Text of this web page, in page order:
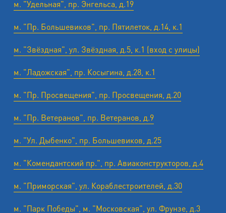
м. "Удельная", пр. Энгельса, д.19
м. "Пр. Большевиков", пр. Пятилеток, д.14, к.1
м. "Звёздная", ул. Звёздная, д.5, к.1 (вход с улицы)
м. "Ладожская", пр. Косыгина, д.28, к.1
м. "Пр. Просвещения", пр. Просвещения, д.20
м. "Пр. Ветеранов", пр. Ветеранов, д.9
м. "Ул. Дыбенко", пр. Большевиков, д.25
м. "Комендантский пр.", пр. Авиаконструкторов, д.4
м. "Приморская", ул. Кораблестроителей, д.30
м. "Парк Победы", м. "Московская", ул. Фрунзе, д.3